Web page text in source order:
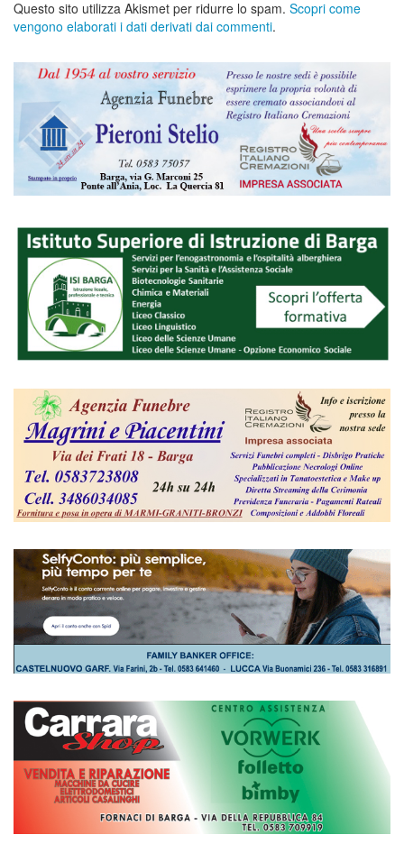
Questo sito utilizza Akismet per ridurre lo spam. Scopri come
vengono elaborati i dati derivati dai commenti.